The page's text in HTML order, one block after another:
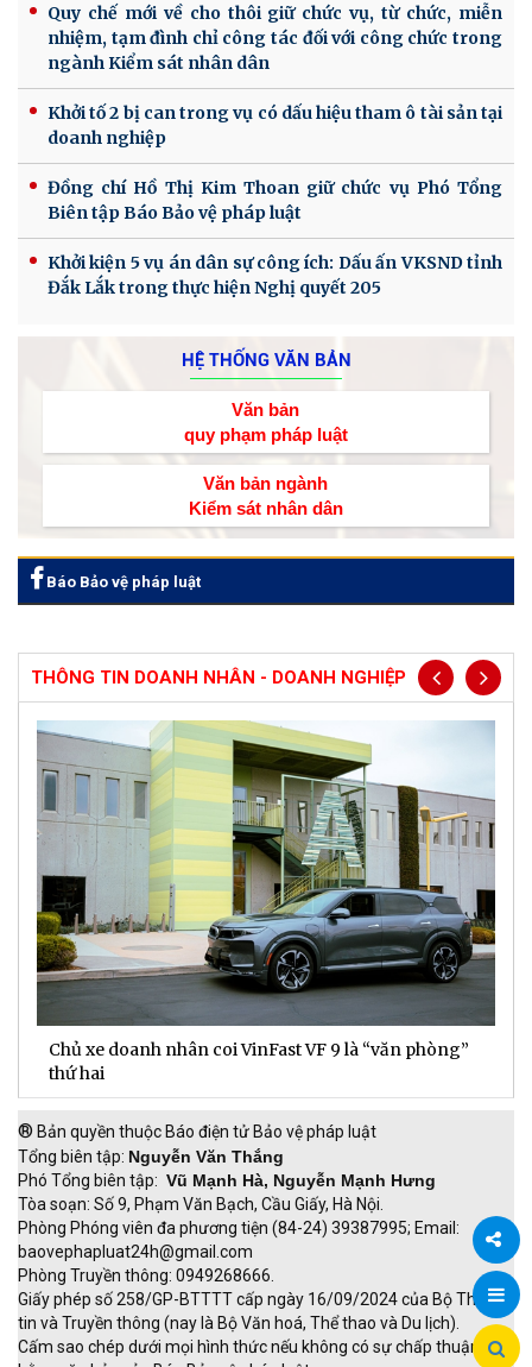
Chia
Quy chế mới về cho thôi giữ chức vụ, từ chức, miễn
nhiệm, tạm đình chỉ công tác đối với công chức trong
ngành Kiểm sát nhân dân
Khởi tố 2 bị can trong vụ có dấu hiệu tham ô tài sản tại
doanh nghiệp
Đồng chí Hồ Thị Kim Thoan giữ chức vụ Phó Tổng
Biên tập Báo Bảo vệ pháp luật
Khởi kiện 5 vụ án dân sự công ích: Dấu ấn VKSND tỉnh
Đắk Lắk trong thực hiện Nghị quyết 205
HỆ THỐNG VĂN BẢN
Văn bản
quy phạm pháp luật
Văn bản ngành
Kiểm sát nhân dân
Báo Bảo vệ pháp luật
THÔNG TIN DOANH NHÂN - DOANH NGHIỆP
Chủ xe doanh nhân coi VinFast VF 9 là “văn phòng”
thứ hai
® Bản quyền thuộc Báo điện tử Bảo vệ pháp luật
Tổng biên tập: Nguyễn Văn Thắng
Phó Tổng biên tập: Vũ Mạnh Hà, Nguyễn Mạnh Hưng
Tòa soạn: Số 9, Phạm Văn Bạch, Cầu Giấy, Hà Nội.
Phòng Phóng viên đa phương tiện (84-24) 39387995; Email:
baovephapluat24h@gmail.com
Phòng Truyền thông: 0949268666.
Giấy phép số 258/GP-BTTTT cấp ngày 16/09/2024 của Bộ Thông
tin và Truyền thông (nay là Bộ Văn hoá, Thể thao và Du lịch).
Cấm sao chép dưới mọi hình thức nếu không có sự chấp thuận